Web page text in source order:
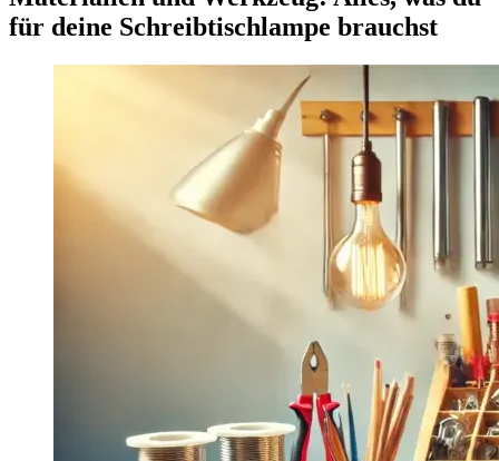
für deine Schreibtischlampe brauchst